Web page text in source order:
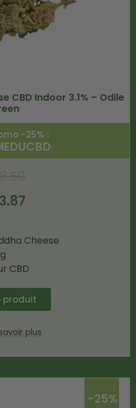
CBD Indoor 3.1% – Odile
-25% :
Cheese
CBD
produit
plus
-25%